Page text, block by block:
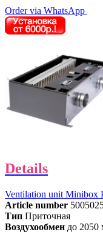
Order via WhatsApp
Details
Ventilation unit Minibox
Article number
Тип Приточная
Воздухообмен до 2050